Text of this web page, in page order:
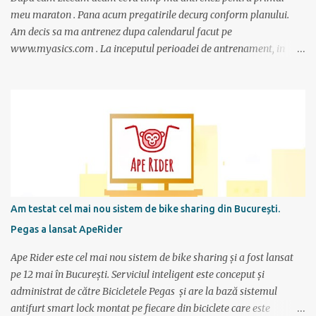
meu maraton . Pana acum pregatirile decurg conform planului.
Am decis sa ma antrenez dupa calendarul facut pe
www.myasics.com . La inceputul perioadei de antrenament, in
saptamana imi propun sa alerg (de doua ori), care sunt zilele
preferate de antrenament. Apoi site-ul mi-a generat un calendar
pentru urmatoarele luni imi care mi se spune cati km am de
alergat la fiecare antrenament si ce timp ar trebui sa scot.
Consider ca este un program foarte bun mai ales ca nu am un
antrenor asa cum au sportivii profesionisti si oricine si-l poate crea
foarte simplu; se alterneaza antrenamente mai scurte cu
antrenamente mai lungi, apoi din nou mai scurte dar trebuie
obtinuti timpi mai buni, ceea ce fortifica muschii si creeaza cadrul
pentru a avansa apoi...
Am testat cel mai nou sistem de bike sharing din București.
Pegas a lansat ApeRider
Ape Rider este cel mai nou sistem de bike sharing și a fost lansat
pe 12 mai în București. Serviciul inteligent este conceput și
administrat de către Bicicletele Pegas și are la bază sistemul
antifurt smart lock montat pe fiecare din biciclete care este